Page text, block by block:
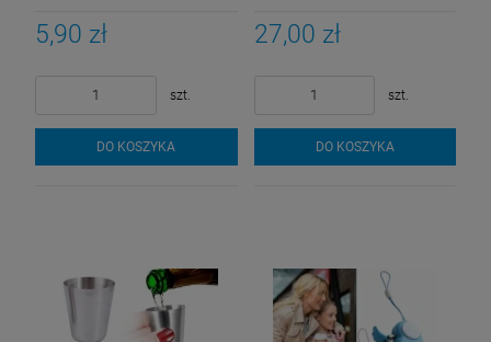
SZKLANE KULKI DO
AKWARIUM DONICZEK 50
5,90 zł
szt.
DO KOSZYKA
27,00 zł
szt.
DO KOSZYKA